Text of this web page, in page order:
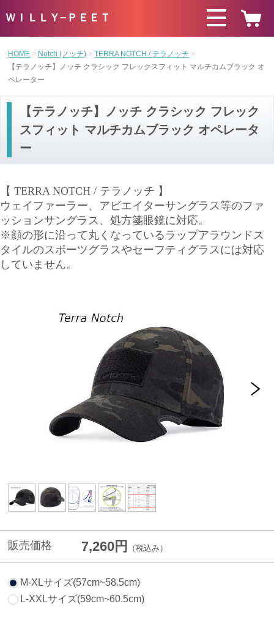
ＷＩＬＬＹ−ＰＥＥＴ
HOME Notch (ノッチ)
TERRA NOTCH / テラノッチ
【テラノッチ】ノッチ クラシック フレックスフィット マルチカムブラック オ
ペレーター
【テラノッチ】ノッチ クラシック フレック
スフィット マルチカムブラック オペレータ
ー
【 TERRA NOTCH / テラノッチ 】
ウェイファーラー、アビエイターサングラス等のファ
ッションサングラス、処方箋眼鏡に対応。
※顔の形に沿って丸くなっているラップアラウンドス
タイルのスポーツグラスやセーフティグラスには対応
していません。
販売価格 7,260円 （税込み）
M-XLサイズ(57cm~58.5cm)
L-XXLサイズ(59cm~60.5cm)